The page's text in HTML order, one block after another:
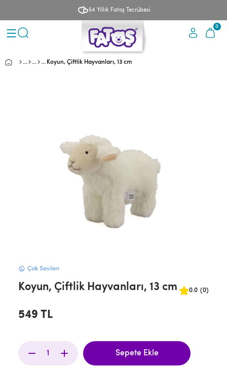
54 Yıllık Fatoş Tecrübesi
0
Koyun, Çiftlik Hayvanları, 13 cm
Koyun, Çiftlik Hayvanları, 13 cm 0.0 (0)
549 TL